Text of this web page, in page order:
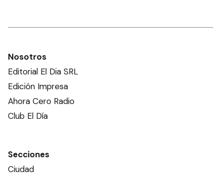
Nosotros
Editorial El Dia SRL
Edición Impresa
Ahora Cero Radio
Club El Día
Secciones
Ciudad